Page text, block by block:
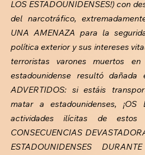
LOS ESTADOUNIDENSES!) con
del narcotráfico,
UNA AMENAZA para la
política exterior y sus intereses
terroristas varones muertos
estadounidense resultó dañada
ADVERTIDOS: si estáis
matar a estadounidenses, ¡OS
actividades ilícitas de estos
CONSECUENCIAS
ESTADOUNIDENSES